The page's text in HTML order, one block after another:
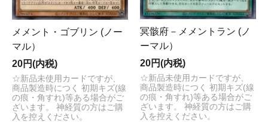
メメント・ゴブリン (ノー
マル）
20円(内税)
☆新品未使用カードですが、
商品製造時につく 初期キズ(線
の痕・角すれ)等ある場合がご
ざいます。 神経質の方はご購
入を控えください。
冥骸府－メメントラン (ノ
ーマル）
20円(内税)
☆新品未使用カードですが、
商品製造時につく 初期キズ(線
の痕・角すれ)等ある場合がご
ざいます。 神経質の方はご購
入を控えください。